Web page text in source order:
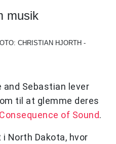
musik
CHRISTIAN HJORTH -
and Sebastian lever
til at glemme deres
Consequence of Sound.
North Dakota, hvor